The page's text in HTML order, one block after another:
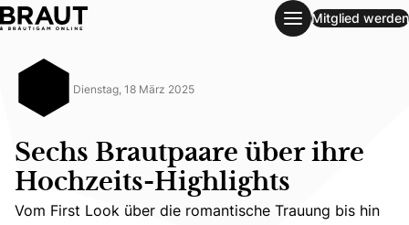
Sechs Brautpaare über ihre Hochzeits-Highlights
Mitglied werden
Dienstag, 18 März 2025
Sechs Brautpaare über ihre
Hochzeits-Highlights
Vom First Look über die romantische Trauung bis hin